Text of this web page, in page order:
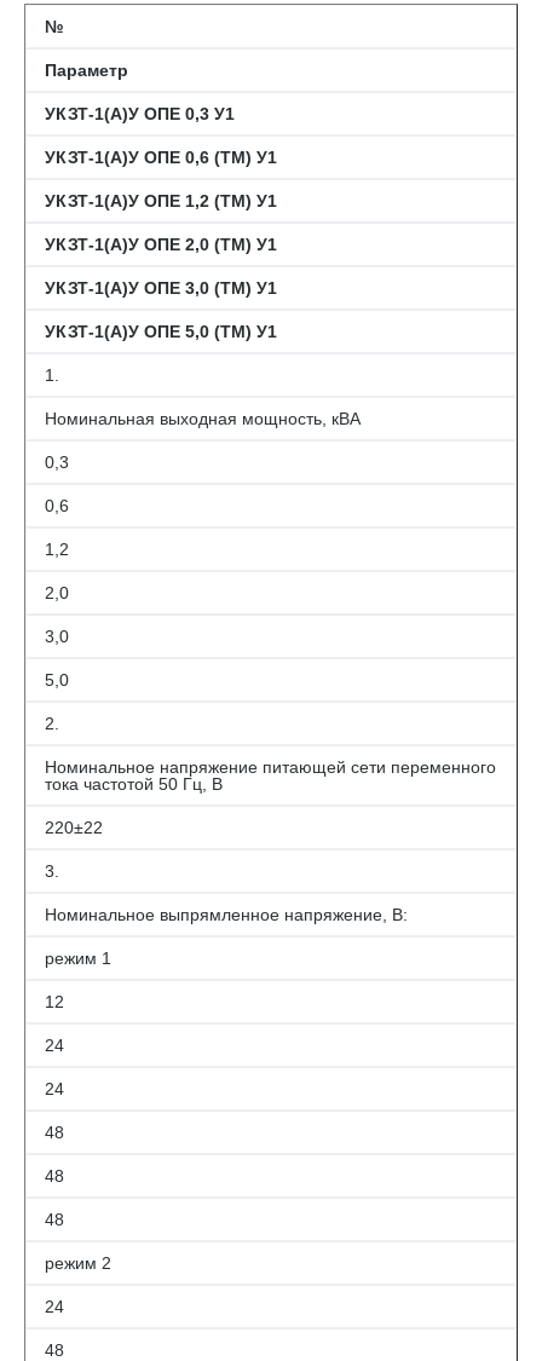
№
Параметр
УКЗТ-1(А)У ОПЕ 0,3 У1
УКЗТ-1(А)У ОПЕ 0,6 (ТМ) У1
УКЗТ-1(А)У ОПЕ 1,2 (ТМ) У1
УКЗТ-1(А)У ОПЕ 2,0 (ТМ) У1
УКЗТ-1(А)У ОПЕ 3,0 (ТМ) У1
УКЗТ-1(А)У ОПЕ 5,0 (ТМ) У1
1.
Номинальная выходная мощность, кВА
0,3
0,6
1,2
2,0
3,0
5,0
2.
Номинальное напряжение питающей сети переменного
тока частотой 50 Гц, В
220±22
3.
Номинальное выпрямленное напряжение, В:
режим 1
12
24
24
48
48
48
режим 2
24
48